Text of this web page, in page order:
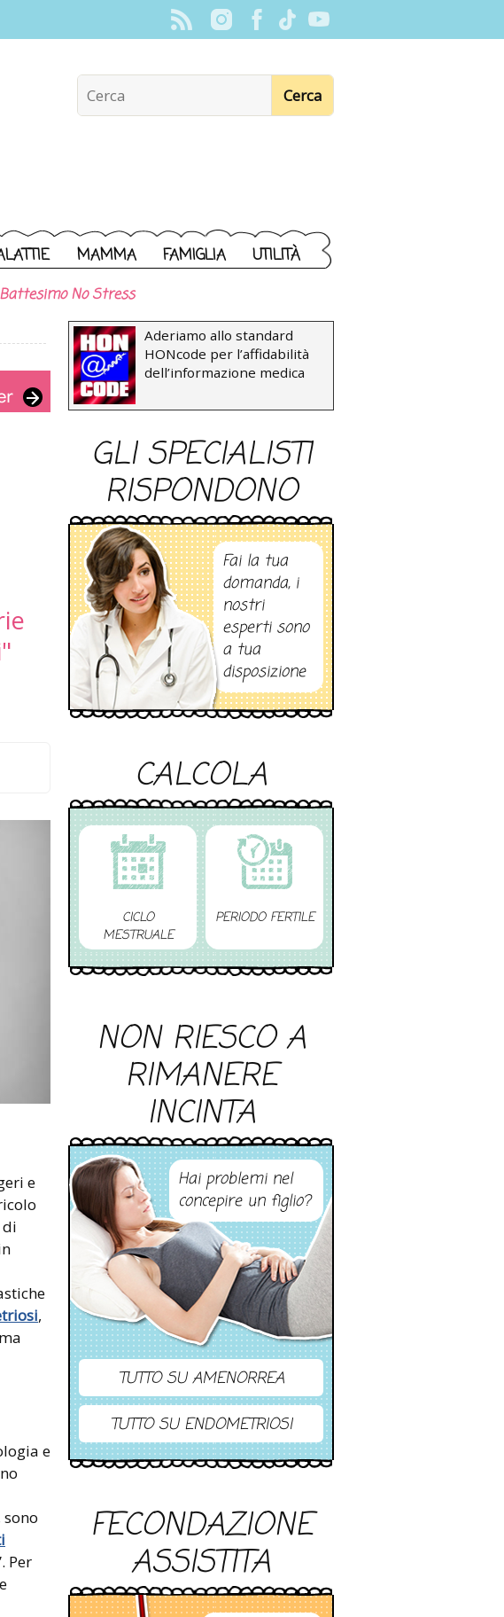
MAMMA FAMIGLIA UTILITÀ
Battesimo No Stress
e
di
,
e
Per
Aderiamo allo standard
HONcode per l’affidabilità
dell’informazione medica
GLI SPECIALISTI
RISPONDONO
Fai la tua
domanda, i
nostri
esperti sono
a tua
disposizione
CALCOLA
CICLO
MESTRUALE
PERIODO FERTILE
NON RIESCO A
RIMANERE
INCINTA
Hai problemi nel
concepire un figlio?
TUTTO SU AMENORREA
TUTTO SU ENDOMETRIOSI
FECONDAZIONE
ASSISTITA